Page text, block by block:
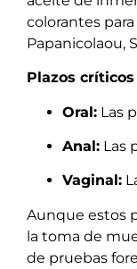
colorantes
Papanicolaou,
Plazos
Oral: Las
Anal: Las
Vaginal:
Aunque estos
la toma de
de pruebas